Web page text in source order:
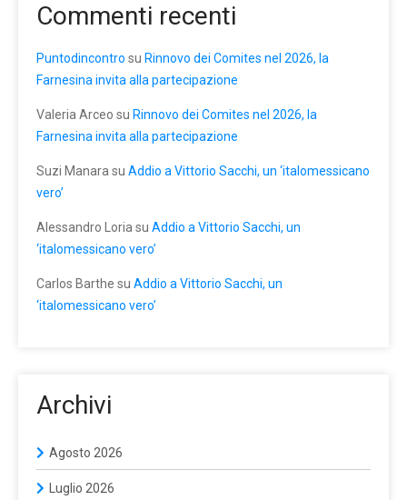
Commenti recenti
Puntodincontro su Rinnovo dei Comites nel 2026, la
Farnesina invita alla partecipazione
Valeria Arceo su Rinnovo dei Comites nel 2026, la
Farnesina invita alla partecipazione
Suzi Manara su Addio a Vittorio Sacchi, un ‘italomessicano
vero’
Alessandro Loria su Addio a Vittorio Sacchi, un
‘italomessicano vero’
Carlos Barthe su Addio a Vittorio Sacchi, un
‘italomessicano vero’
Archivi
Agosto 2026
Luglio 2026